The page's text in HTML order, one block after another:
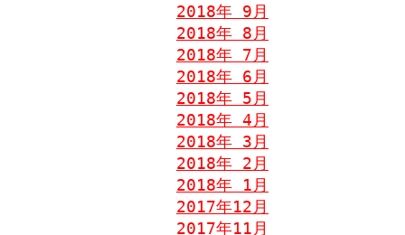
2018年 9月
2018年 8月
2018年 7月
2018年 6月
2018年 5月
2018年 4月
2018年 3月
2018年 2月
2018年 1月
2017年12月
2017年11月